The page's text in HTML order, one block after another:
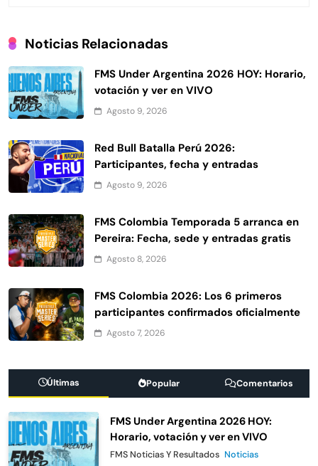
Noticias Relacionadas
FMS Under Argentina 2026 HOY: Horario,
votación y ver en VIVO
Agosto 9, 2026
Red Bull Batalla Perú 2026:
Participantes, fecha y entradas
Agosto 9, 2026
FMS Colombia Temporada 5 arranca en
Pereira: Fecha, sede y entradas gratis
Agosto 8, 2026
FMS Colombia 2026: Los 6 primeros
participantes confirmados oficialmente
Agosto 7, 2026
Últimas Popular Comentarios
FMS Under Argentina 2026 HOY:
Horario, votación y ver en VIVO
FMS Noticias Y Resultados Noticias